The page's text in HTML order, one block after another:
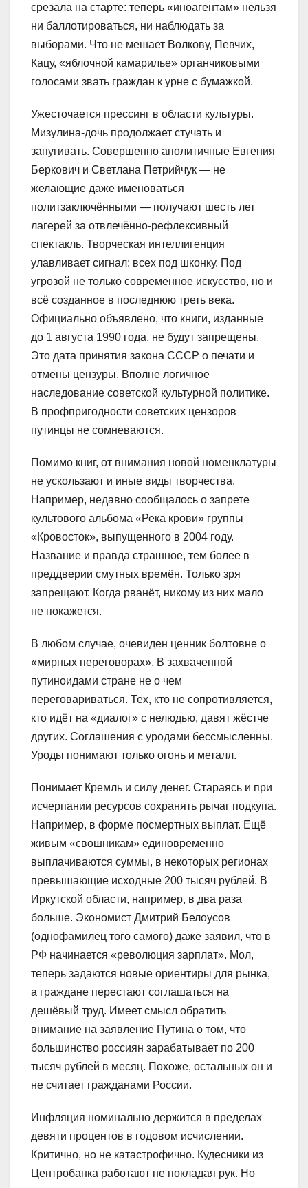
срезала на старте: теперь «иноагентам» нельзя
ни баллотироваться, ни наблюдать за
выборами. Что не мешает Волкову, Певчих,
Кацу, «яблочной камарилье» органчиковыми
голосами звать граждан к урне с бумажкой.
Ужесточается прессинг в области культуры.
Мизулина-дочь продолжает стучать и
запугивать. Совершенно аполитичные Евгения
Беркович и Светлана Петрийчук — не
желающие даже именоваться
политзаключёнными — получают шесть лет
лагерей за отвлечённо-рефлексивный
спектакль. Творческая интеллигенция
улавливает сигнал: всех под шконку. Под
угрозой не только современное искусство, но и
всё созданное в последнюю треть века.
Официально объявлено, что книги, изданные
до 1 августа 1990 года, не будут запрещены.
Это дата принятия закона СССР о печати и
отмены цензуры. Вполне логичное
наследование советской культурной политике.
В профпригодности советских цензоров
путинцы не сомневаются.
Помимо книг, от внимания новой номенклатуры
не ускользают и иные виды творчества.
Например, недавно сообщалось о запрете
культового альбома «Река крови» группы
«Кровосток», выпущенного в 2004 году.
Название и правда страшное, тем более в
преддверии смутных времён. Только зря
запрещают. Когда рванёт, никому из них мало
не покажется.
В любом случае, очевиден ценник болтовне о
«мирных переговорах». В захваченной
путиноидами стране не о чем
переговариваться. Тех, кто не сопротивляется,
кто идёт на «диалог» с нелюдью, давят жёстче
других. Соглашения с уродами бессмысленны.
Уроды понимают только огонь и металл.
Понимает Кремль и силу денег. Стараясь и при
исчерпании ресурсов сохранять рычаг подкупа.
Например, в форме посмертных выплат. Ещё
живым «свошникам» единовременно
выплачиваются суммы, в некоторых регионах
превышающие исходные 200 тысяч рублей. В
Иркутской области, например, в два раза
больше. Экономист Дмитрий Белоусов
(однофамилец того самого) даже заявил, что в
РФ начинается «революция зарплат». Мол,
теперь задаются новые ориентиры для рынка,
а граждане перестают соглашаться на
дешёвый труд. Имеет смысл обратить
внимание на заявление Путина о том, что
большинство россиян зарабатывает по 200
тысяч рублей в месяц. Похоже, остальных он и
не считает гражданами России.
Инфляция номинально держится в пределах
девяти процентов в годовом исчислении.
Критично, но не катастрофично. Кудесники из
Центробанка работают не покладая рук. Но